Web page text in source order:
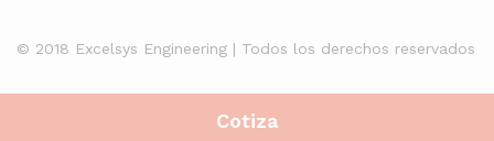
Cotiza
© 2018 Excelsys Engineering | Todos los derechos reservados